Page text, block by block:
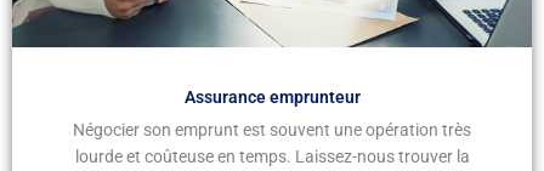
Assurance emprunteur
Négocier son emprunt est souvent une opération très
lourde et coûteuse en temps. Laissez-nous trouver la